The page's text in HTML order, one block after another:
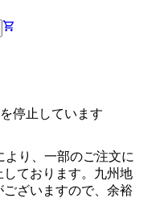
停止しています
より、一部のご注文に
ております。九州地
ざいますので、余裕